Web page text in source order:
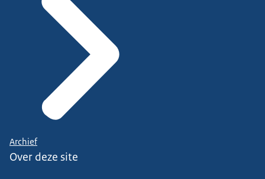
Archief
Over deze site